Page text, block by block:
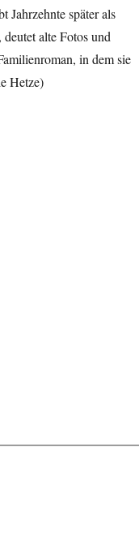
Jahrzehnte später als
alte Fotos und
in dem sie
Hetze)